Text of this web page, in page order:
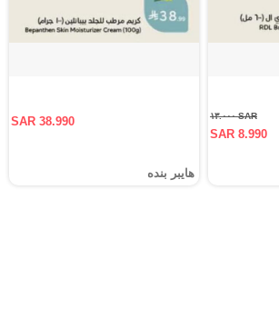
SAR ١٣.٠٠٠
SAR 8.990
SAR 38.990
هايبر بنده